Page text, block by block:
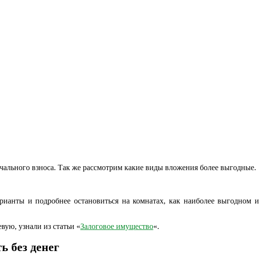
взноса. Так же рассмотрим какие виды вложения более выгодные.
и подробнее остановиться на комнатах, как наиболее выгодном и
узнали из статьи «Залоговое имущество«.
без денег